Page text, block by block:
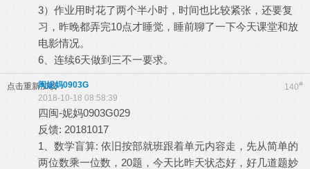
3）作业用时花了两个半小时，时间也比较紧张，还要复
习，昨晚都弄完10点才睡觉，睡前聊了一下今天课堂和放
电影情况。
6、连续6天做到三不一要求。
点击重新加载 140#
闽妮妈0903G
2018-10-18 08:58:39
四闽-妮妈0903G029
反馈: 20181017
1、数学盲算: 依旧按部就班跟着单元内容走，先从简单的
两位数乘一位数，20题，今天比昨天状态好，好几道题妙